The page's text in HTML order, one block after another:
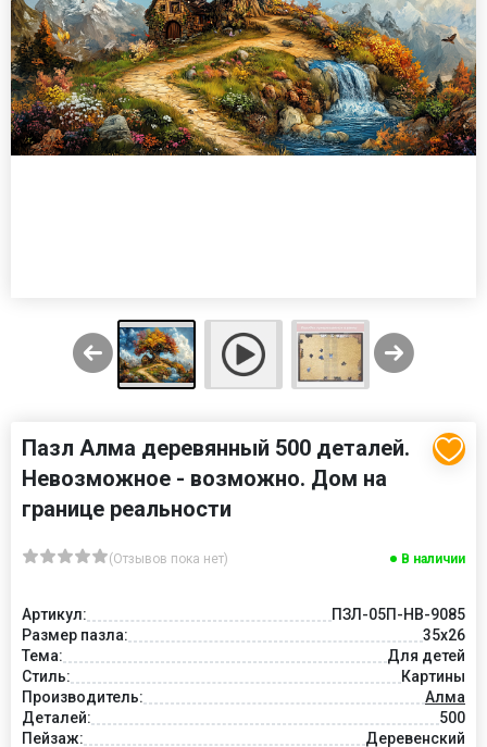
Пазл Алма деревянный 500 деталей.
Невозможное - возможно. Дом на
границе реальности
(Отзывов пока нет) В наличии
Артикул:
ПЗЛ-05П-НВ-9085
Размер пазла:
35х26
Тема:
Для детей
Стиль:
Картины
Производитель:
Алма
Деталей:
500
Пейзаж:
Деревенский